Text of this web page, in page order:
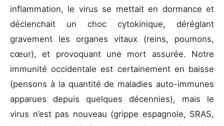
inflammation, le virus se mettait en dormance et
déclenchait un choc cytokinique, déréglant
gravement les organes vitaux (reins, poumons,
cœur), et provoquant une mort assurée. Notre
immunité occidentale est certainement en baisse
(pensons à la quantité de maladies auto-immunes
apparues depuis quelques décennies), mais le
virus n’est pas nouveau (grippe espagnole, SRAS,